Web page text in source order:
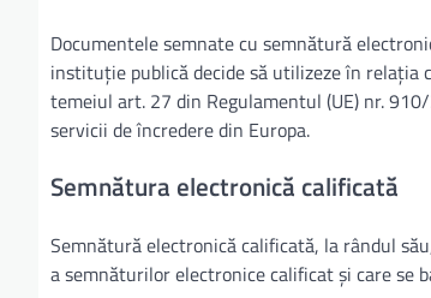
Documentele semnate cu semnătură
instituție publică decide să utilizeze în
temeiul art. 27 din Regulamentul (UE) nr.
servicii de încredere din Europa.
Semnătura electronică calificată
Semnătură electronică calificată, la rândul
a semnăturilor electronice calificat și care se